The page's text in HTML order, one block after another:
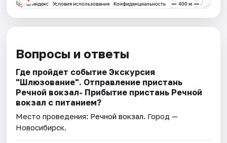
Вопросы и ответы
Где пройдет событие Экскурсия
"Шлюзование". Отправление пристань
Речной вокзал- Прибытие пристань Речной
вокзал с питанием?
Место проведения: Речной вокзал. Город —
Новосибирск.